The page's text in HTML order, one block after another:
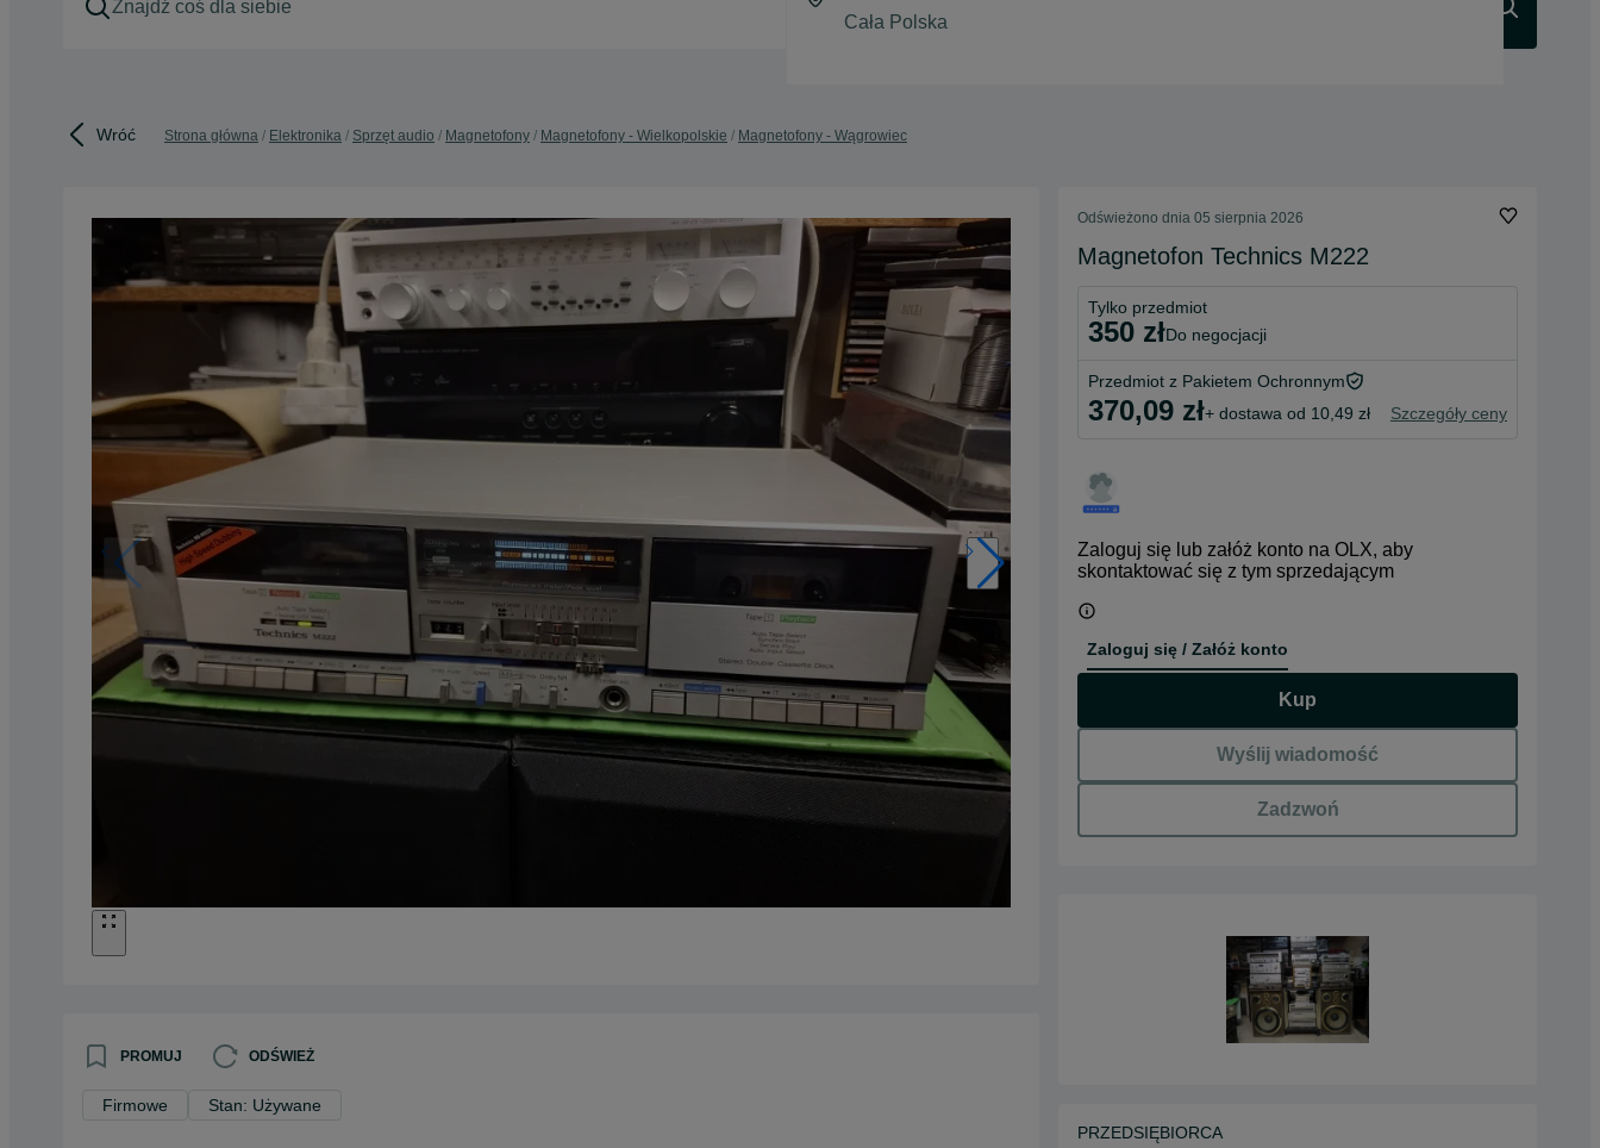
Wróć Strona główna Elektronika Sprzęt audio Magnetofony Magnetofony - Wielkopolskie Magnetofony - Wągrowiec
PROMUJ ODŚWIEŻ
Firmowe Stan: Używane
Odświeżono dnia 05 sierpnia 2026
Magnetofon Technics M222
Tylko przedmiot
350 zł do negocjacji
Przedmiot z Pakietem Ochronnym
370,09 zł+ dostawa od 10,49 zł Szczegóły ceny
Zaloguj się lub załóż konto na OLX, aby
skontaktować się z tym sprzedającym
Zaloguj się / Załóż konto
Kup
Wyślij wiadomość
Zadzwoń
PRZEDSIĘBIORCA